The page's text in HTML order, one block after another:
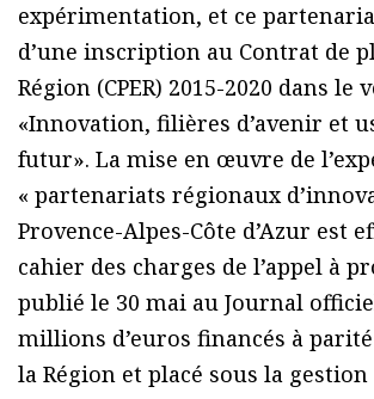
expérimentation, et ce
d’une inscription au Contrat de
Région (CPER) 2015-2020 dans le
«Innovation, filières d’avenir et
futur». La mise en œuvre de
« partenariats régionaux
Provence-Alpes-Côte d’Azur est
cahier des charges de l’appel à
publié le 30 mai au Journal
millions d’euros financés à
la Région et placé sous la